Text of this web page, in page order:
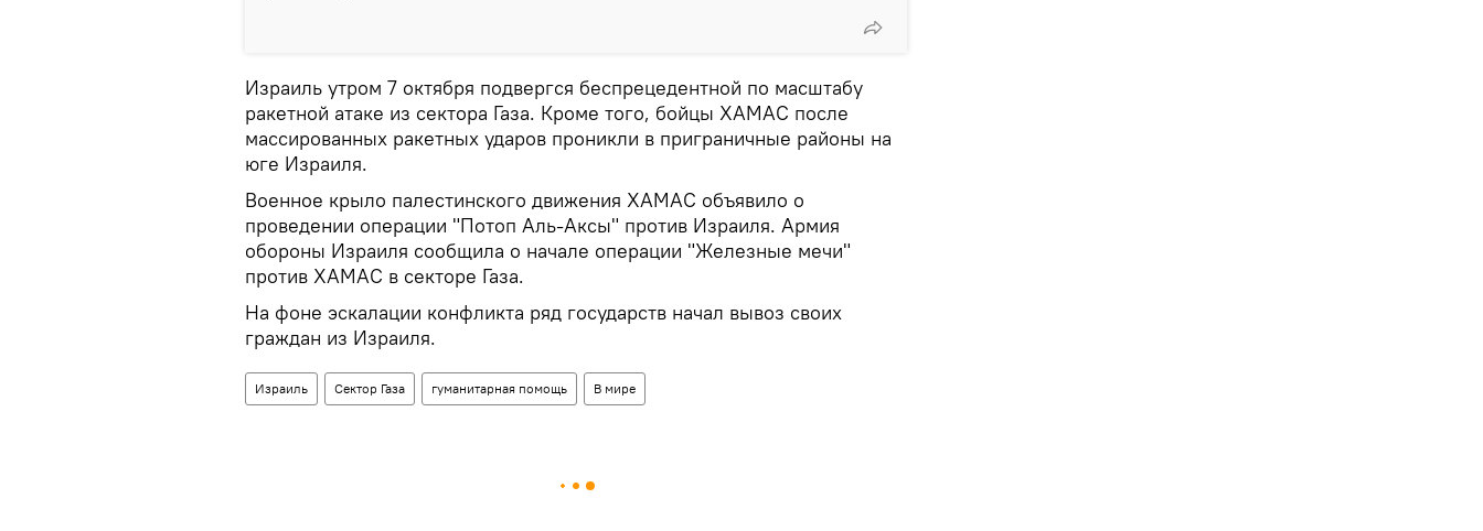
Израиль утром 7 октября подвергся беспрецедентной по масштабу
ракетной атаке из сектора Газа. Кроме того, бойцы ХАМАС после
массированных ракетных ударов проникли в приграничные районы на
юге Израиля.
Военное крыло палестинского движения ХАМАС объявило о
проведении операции "Потоп Аль-Аксы" против Израиля. Армия
обороны Израиля сообщила о начале операции "Железные мечи"
против ХАМАС в секторе Газа.
На фоне эскалации конфликта ряд государств начал вывоз своих
граждан из Израиля.
Израиль Сектор Газа гуманитарная помощь В мире